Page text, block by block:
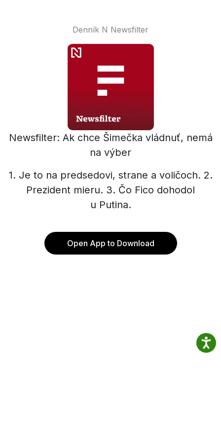
Denník N Newsfilter
Newsfilter: Ak chce Šimečka vládnuť, nemá
na výber
1. Je to na predsedovi, strane a voličoch. 2.
Prezident mieru. 3. Čo Fico dohodol
u Putina.
Open App to Download